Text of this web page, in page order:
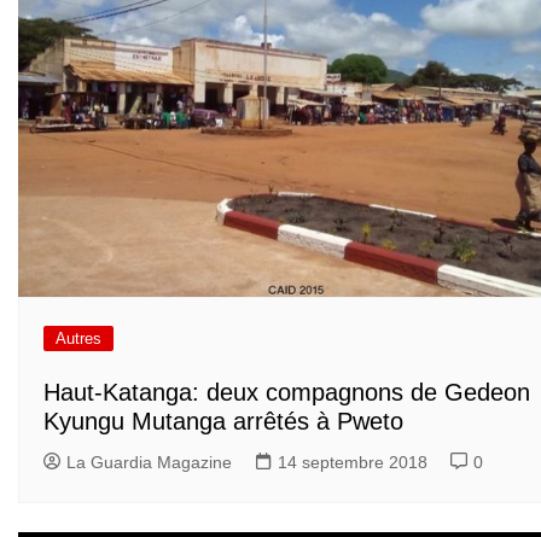
Autres
Haut-Katanga: deux compagnons de Gedeon
Kyungu Mutanga arrêtés à Pweto
La Guardia Magazine 14 septembre 2018 0